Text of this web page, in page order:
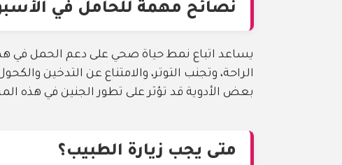
نصائح مهمة للحامل في
يساعد اتباع نمط حياة صحي على دعم الحمل في
الراحة، وتجنب التوتر، والامتناع عن التدخين
بعض الأدوية قد تؤثر على تطور الجنين في هذه
متى يجب زيارة الطبيب؟